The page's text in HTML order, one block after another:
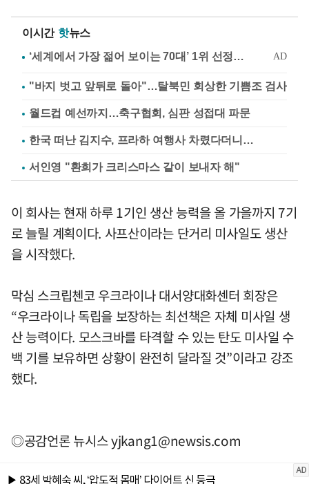
이시간 핫뉴스
"바지 벗고 앞뒤로 돌아"…탈북민 회상한 기쁨조 검사
월드컵 예선까지…축구협회, 심판 성접대 파문
한국 떠난 김지수, 프라하 여행사 차렸다더니…
서인영 "환희가 크리스마스 같이 보내자 해"
이 회사는 현재 하루 1기인 생산 능력을 올 가을까지 7기
로 늘릴 계획이다. 사프산이라는 단거리 미사일도 생산
을 시작했다.
막심 스크립첸코 우크라이나 대서양대화센터 회장은
“우크라이나 독립을 보장하는 최선책은 자체 미사일 생
산 능력이다. 모스크바를 타격할 수 있는 탄도 미사일 수
백 기를 보유하면 상황이 완전히 달라질 것”이라고 강조
했다.
◎공감언론 뉴시스yjkang1@newsis.com